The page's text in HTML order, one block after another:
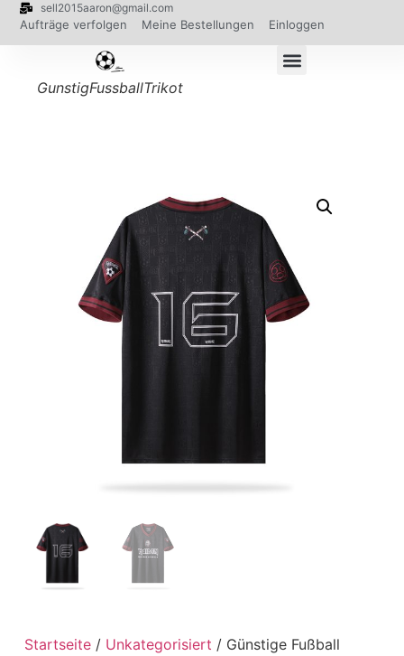
sell2015aaron@gmail.com
Aufträge verfolgen Meine Bestellungen Einloggen
GunstigFussballTrikot
Startseite/ Unkategorisiert / Günstige Fußball